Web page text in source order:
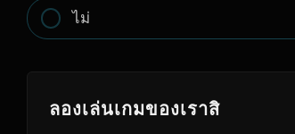
ไม่
ลองเล่นเกมของเราสิ